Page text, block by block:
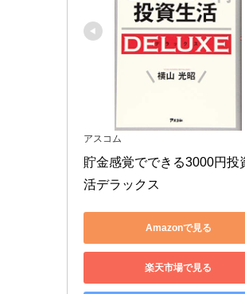
アスコム
貯金感覚でできる3000円投
活デラックス
Amazonで見る
楽天市場で見る